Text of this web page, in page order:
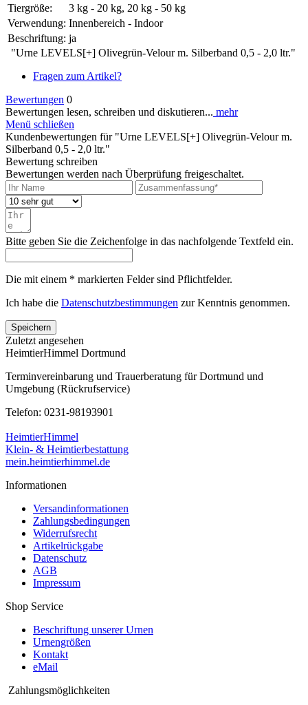
Tiergröße:
3 kg - 20 kg, 20 kg - 50 kg
Verwendung: Innenbereich - Indoor
Beschriftung: ja
"Urne LEVELS[+] Olivegrün-Velour m. Silberband 0,5 - 2,0 ltr."
Fragen zum Artikel?
Bewertungen 0
Bewertungen lesen, schreiben und diskutieren... mehr
Menü schließen
Kundenbewertungen für "Urne LEVELS[+] Olivegrün-Velour m.
Silberband 0,5 - 2,0 ltr."
Bewertung schreiben
Bewertungen werden nach Überprüfung freigeschaltet.
Bitte geben Sie die Zeichenfolge in das nachfolgende Textfeld ein.
Die mit einem * markierten Felder sind Pflichtfelder.
Ich habe die Datenschutzbestimmungen zur Kenntnis genommen.
Speichern
Zuletzt angesehen
HeimtierHimmel Dortmund
Terminvereinbarung und Trauerberatung für Dortmund und
Umgebung (Rückrufservice)
Telefon: 0231-98193901
HeimtierHimmel
Klein- & Heimtierbestattung
mein.heimtierhimmel.de
Informationen
Versandinformationen
Zahlungsbedingungen
Widerrufsrecht
Artikelrückgabe
Datenschutz
AGB
Impressum
Shop Service
Beschriftung unserer Urnen
Urnengrößen
Kontakt
eMail
Zahlungsmöglichkeiten